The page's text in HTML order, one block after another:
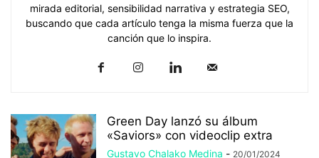
mirada editorial, sensibilidad narrativa y estrategia SEO,
buscando que cada artículo tenga la misma fuerza que la
canción que lo inspira.
Green Day lanzó su álbum
«Saviors» con videoclip extra
Gustavo Chalako Medina - 20/01/2024